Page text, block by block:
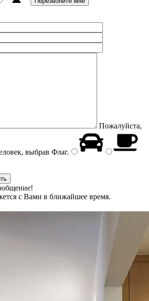
Пожалуйста,
выбрав Флаг.
с Вами в ближайшее время.